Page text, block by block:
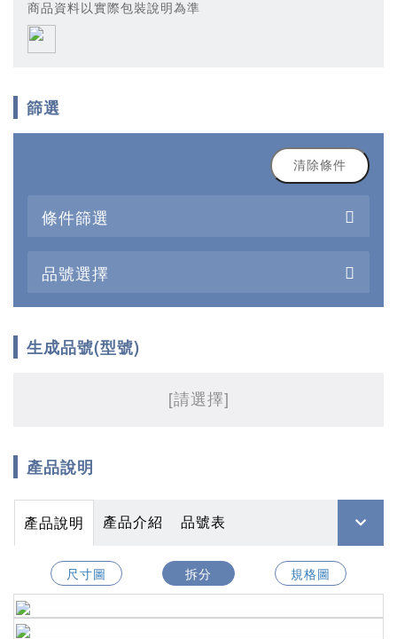
商品資料以實際包裝說明為準
篩選
清除條件
條件篩選
品號選擇
生成品號(型號)
[請選擇]
產品說明
產品說明 產品介紹 品號表
尺寸圖 拆分 規格圖